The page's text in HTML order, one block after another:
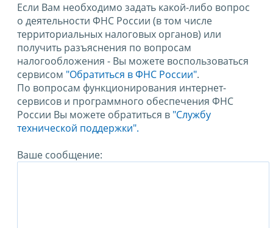
Если Вам необходимо задать какой-либо вопрос
о деятельности ФНС России (в том числе
территориальных налоговых органов) или
получить разъяснения по вопросам
налогообложения - Вы можете воспользоваться
сервисом "Обратиться в ФНС России".
По вопросам функционирования интернет-
сервисов и программного обеспечения ФНС
России Вы можете обратиться в "Службу
технической поддержки".
Ваше сообщение: